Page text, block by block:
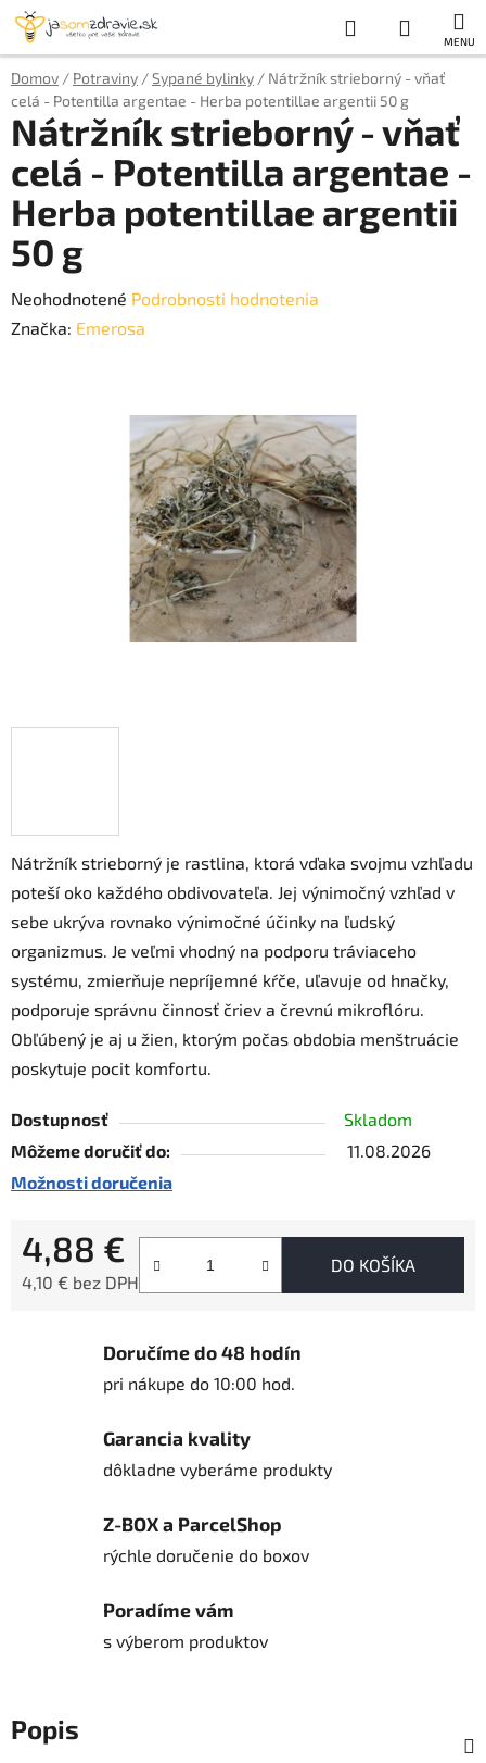
Prejsť
obsah
Hľadať
KOŠÍK
Domov / Potraviny /Sypané bylinky / Nátržník strieborný - vňať
celá - Potentilla argentae - Herba potentillae argentii 50 g
Nátržník strieborný je rastlina, ktorá vďaka svojmu vzhľadu
poteší oko každého obdivovateľa. Jej výnimočný vzhľad v
sebe ukrýva rovnako výnimočné účinky na ľudský
organizmus. Je veľmi vhodný na podporu tráviaceho
systému, zmierňuje nepríjemné kŕče, uľavuje od hnačky,
podporuje správnu činnosť čriev a črevnú mikroflóru.
Obľúbený je aj u žien, ktorým počas obdobia menštruácie
poskytuje pocit komfortu.
Dostupnosť
Skladom
Môžeme doručiť do:
11.08.2026
Možnosti doručenia
4,88 €
4,10 € bez DPH
DO KOŠÍKA
Nátržník strieborný - vňať
celá - Potentilla argentae -
Herba potentillae argentii
50 g
Priemerné
hodnotenie
Neohodnotené Podrobnosti hodnotenia
Značka: Emerosa
Doručíme do 48 hodín
pri nákupe do 10:00 hod.
Garancia kvality
dôkladne vyberáme produkty
Z-BOX a ParcelShop
rýchle doručenie do boxov
Poradíme vám
s výberom produktov
Popis